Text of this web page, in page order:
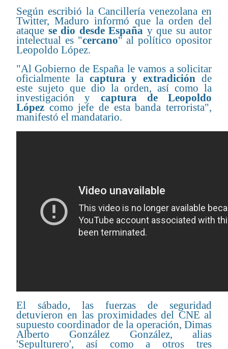
Según escribió la Cancillería venezolana en
Twitter, Maduro informó que la orden del
ataque se dio desde España y que su autor
intelectual es "cercano" al político opositor
Leopoldo López.
"Al Gobierno de España le vamos a solicitar
oficialmente la captura y extradición de
este sujeto que dio la orden, así como la
investigación y captura de Leopoldo
Lópezcomo jefe de esta banda terrorista",
manifestó el mandatario.
El sábado, las fuerzas de seguridad
detuvieron en las proximidades del CNE al
supuesto coordinador de la operación, Dimas
Alberto González González, alias
'Sepulturero', así como a otros tres